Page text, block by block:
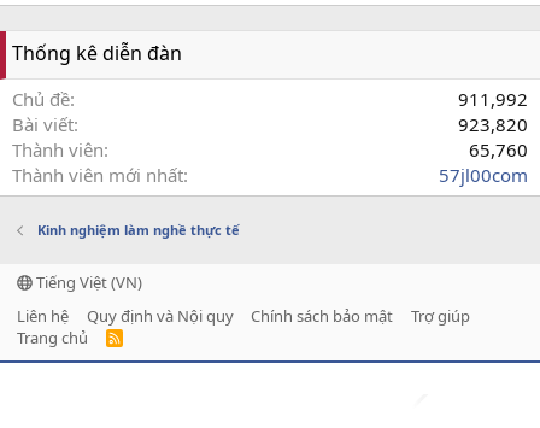
Thống kê diễn đàn
Chủ đề
911,992
Bài viết
923,820
Thành viên
65,760
Thành viên mới nhất
57jl00com
Kinh nghiệm làm nghề thực tế
Tiếng Việt (VN)
Liên hệ
Quy định và Nội quy Chính sách bảo mật
Trợ giúp
Trang chủ
R